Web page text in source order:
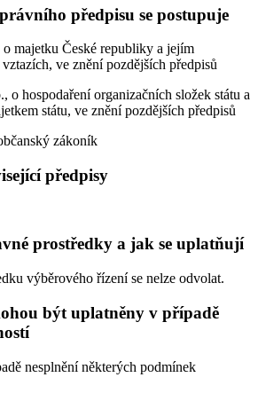
předpisu se postupuje
majetku České republiky a jejím
ve znění pozdějších předpisů
o hospodaření organizačních složek státu a
státu, ve znění pozdějších předpisů
zákoník
předpisy
prostředky a jak se uplatňují
výběrového řízení se nelze odvolat.
být uplatněny v případě
nesplnění některých podmínek